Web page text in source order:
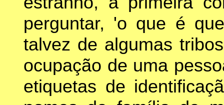
perguntar, 'o que é
talvez de algumas
ocupação de uma
etiquetas de